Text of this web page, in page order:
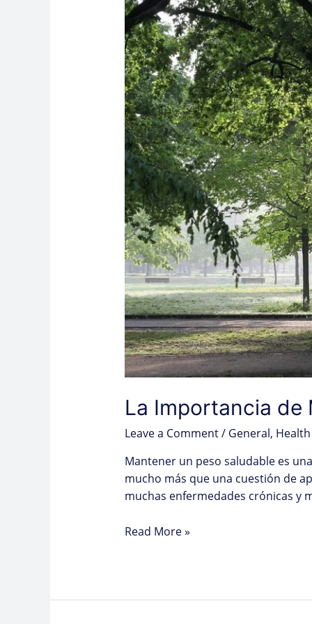
La Importancia de
Leave a Comment/ General,
Mantener un peso saludable es
mucho más que una cuestión de
muchas enfermedades crónicas y
Importancia
de
Mantener
un
Peso
Saludable
Read More »